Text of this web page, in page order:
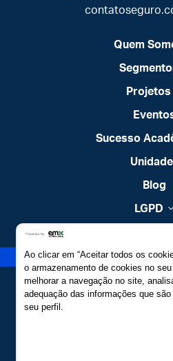
Quem
Projetos
Sucesso
Blog
LGPD
Estude no
Ao clicar em “Aceitar todos os
o armazenamento de cookies no
melhorar a navegação no site,
adequação das informações que
seu perfil.